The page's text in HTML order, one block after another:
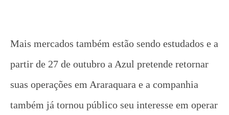
Mais mercados também estão sendo estudados e a
partir de 27 de outubro a Azul pretende retornar
suas operações em Araraquara e a companhia
também já tornou público seu interesse em operar